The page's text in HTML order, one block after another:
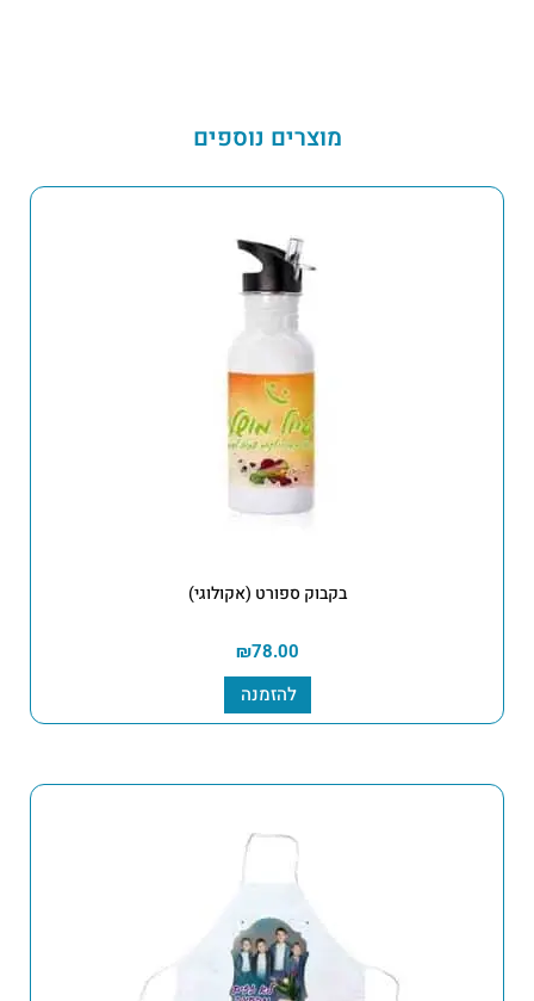
מוצרים נוספים
בקבוק ספורט (אקולוגי)
₪78.00
להזמנה